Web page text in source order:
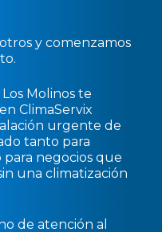
y comenzamos
Molinos te
ClimaServix
urgente de
tanto para
negocios que
una climatización
de atención al